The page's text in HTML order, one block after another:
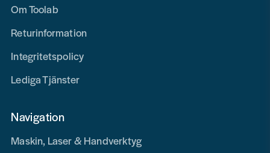
Om Toolab
Returinformation
Integritetspolicy
Lediga Tjänster
Navigation
Maskin, Laser & Handverktyg